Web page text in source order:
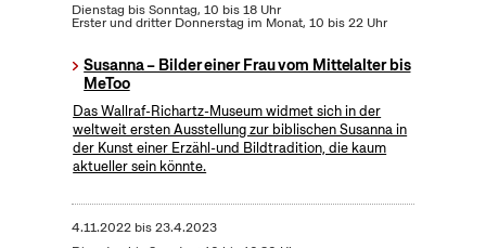
Dienstag bis Sonntag, 10 bis 18 Uhr
Erster und dritter Donnerstag im Monat, 10 bis 22 Uhr
Susanna – Bilder einer Frau vom Mittelalter bis
MeToo
Das Wallraf-Richartz-Museum widmet sich in der
weltweit ersten Ausstellung zur biblischen Susanna in
der Kunst einer Erzähl-und Bildtradition, die kaum
aktueller sein könnte.
4.11.2022bis23.4.2023